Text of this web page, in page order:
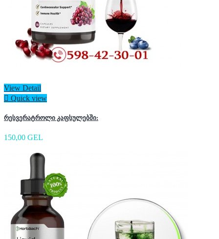
View Detail
 Quick view
რესვერატროლი კაფსულებში:
150,00 GEL